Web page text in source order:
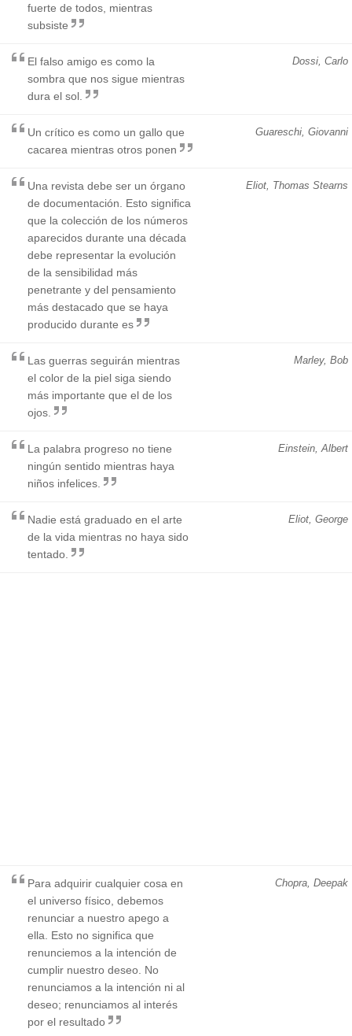
fuerte de todos, mientras
subsiste
Dossi, Carlo
El falso amigo es como la
sombra que nos sigue mientras
dura el sol.
Guareschi, Giovanni
Un crítico es como un gallo que
cacarea mientras otros ponen
Eliot, Thomas Stearns
Una revista debe ser un órgano
de documentación. Esto significa
que la colección de los números
aparecidos durante una década
debe representar la evolución
de la sensibilidad más
penetrante y del pensamiento
más destacado que se haya
producido durante es
Marley, Bob
Las guerras seguirán mientras
el color de la piel siga siendo
más importante que el de los
ojos.
Einstein, Albert
La palabra progreso no tiene
ningún sentido mientras haya
niños infelices.
Eliot, George
Nadie está graduado en el arte
de la vida mientras no haya sido
tentado.
Chopra, Deepak
Para adquirir cualquier cosa en
el universo físico, debemos
renunciar a nuestro apego a
ella. Esto no significa que
renunciemos a la intención de
cumplir nuestro deseo. No
renunciamos a la intención ni al
deseo; renunciamos al interés
por el resultado